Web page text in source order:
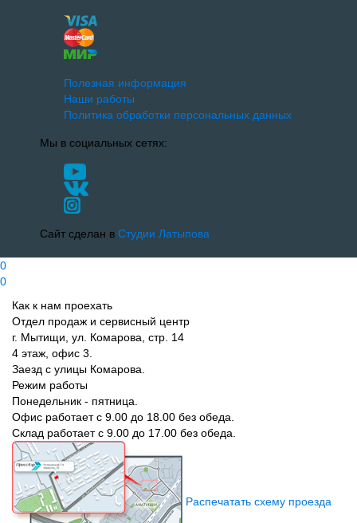
Полезная информация
Наши работы
Политика обработки персональных данных
Мы в социальных сетях:
Сайт сделан в Студии Латыпова
0
0
Как к нам проехать
Отдел продаж и сервисный центр
г. Мытищи, ул. Комарова, стр. 14
4 этаж, офис 3.
Заезд с улицы Комарова.
Режим работы
Понедельник - пятница.
Офис работает с 9.00 до 18.00 без обеда.
Склад работает с 9.00 до 17.00 без обеда.
Распечатать схему проезда